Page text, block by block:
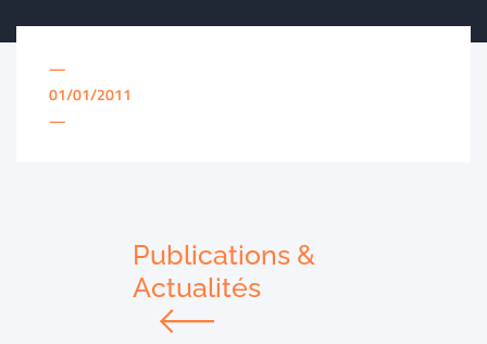
—
01/01/2011
—
Publications &
Actualités